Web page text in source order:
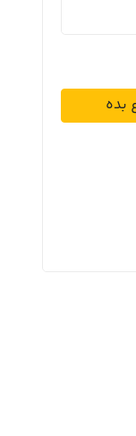
بده